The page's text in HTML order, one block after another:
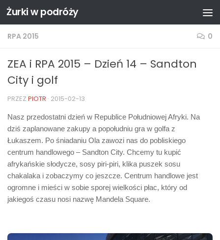
Przejdź do treści
Żurki w podróży
RPA 2015 0
ZEA i RPA 2015 – Dzień 14 – Sandton
City i golf
PRZEZ PIOTR · 2015-02-13
Nasz przedostatni dzień w Republice Południowej Afryki. Na
dziś zaplanowane zakupy a popołudniu gra w golfa z
Łukaszem. Po śniadaniu Ola zawozi nas do pobliskiego
centrum handlowego – Sandton City. Chcemy tu kupić
afrykańskie słodycze, sosy piri-piri, klika puszek sosu
chakalaka i zobaczymy co jeszcze. Centrum handlowe jest
ogromne i mieści w sobie sporej wielkości płac, który od
jakiegoś czasu nosi nazwę Mandela Square.